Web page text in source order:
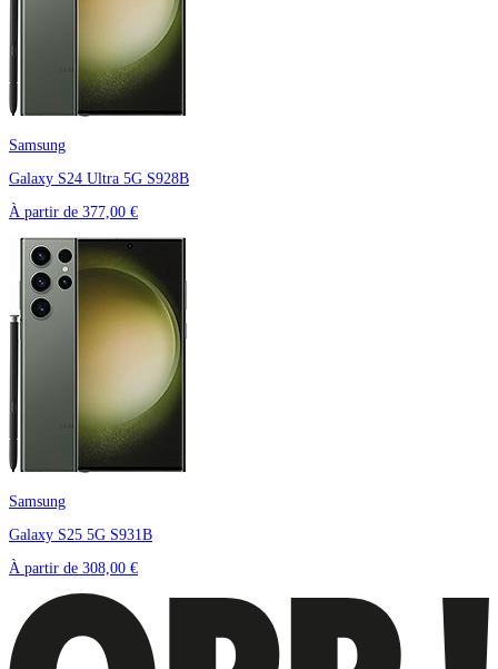
Samsung
Galaxy S24 Ultra 5G S928B
À partir de 377,00 €
Samsung
Galaxy S25 5G S931B
À partir de 308,00 €